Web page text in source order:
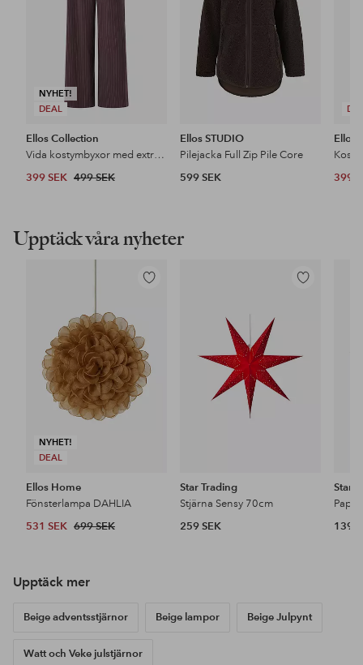
NYHET!
DEAL
Ellos Collection
Vida kostymbyxor med extra hög midja
399 SEK 499 SEK
Ellos STUDIO
Pilejacka Full Zip Pile Core
599 SEK
Ellos
399
Upptäck våra nyheter
NYHET!
DEAL
Lägg
Ellos Home
Fönsterlampa DAHLIA
531 SEK 699 SEK
Lägg
Star Trading
Stjärna Sensy 70cm
259 SEK
Star
139
Upptäck mer
Beige adventsstjärnor Beige lampor Beige Julpynt
Watt och Veke julstjärnor